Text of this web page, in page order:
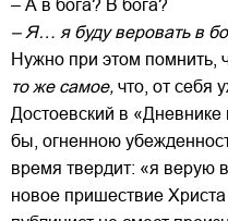
– А в бога? В бога?
– Я… я буду веровать в
Нужно при этом помнить,
то же самое, что, от себя
Достоевский в «Дневнике
бы, огненною
время твердит: «я верую
новое пришествие